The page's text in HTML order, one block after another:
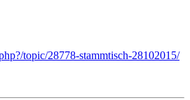
topic/28778-stammtisch-28102015/